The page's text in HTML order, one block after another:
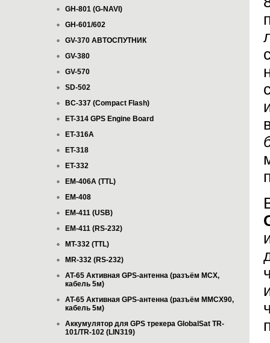
GH-801 (G-NAVI)
GH-601/602
GV-370 АВТОСПУТНИК
GV-380
GV-570
SD-502
BC-337 (Compact Flash)
ET-314 GPS Engine Board
ET-316A
ET-318
ET-332
EM-406A (TTL)
EM-408
EM-411 (USB)
EM-411 (RS-232)
MT-332 (TTL)
MR-332 (RS-232)
AT-65 Активная GPS-антенна (разъём MCX,
кабель 5м)
AT-65 Активная GPS-антенна (разъём MMCX90,
кабель 5м)
Аккумулятор для GPS трекера GlobalSat TR-
101/TR-102 (LIN319)